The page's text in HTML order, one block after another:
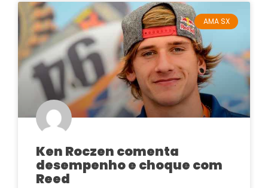
AMA SX
Ken Roczen comenta
desempenho e choque com
Reed